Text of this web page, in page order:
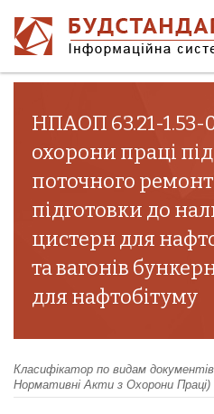
НПАОП 63.21-1.53-
охорони праці
поточного
підготовки до
цистерн для
та вагонів
для нафтобітуму
Класифікатор по видам документів
Нормативні Акти з Охорони Праці)